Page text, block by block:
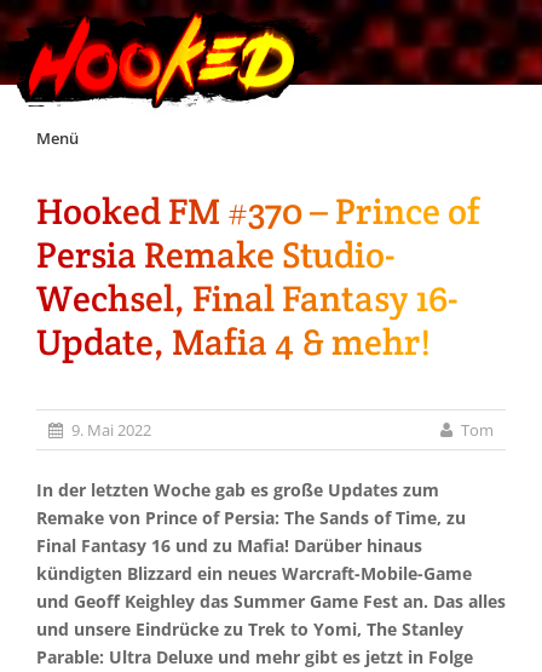
Skip
Menü
Unterstützt Hooked!
Exklusiv für Supporter*innen
Impressum
Jobs
Discord
Hooked FM #370 – Prince of
Persia Remake Studio-
Wechsel, Final Fantasy 16-
Update, Mafia 4 & mehr!
9. Mai 2022 Tom
In der letzten Woche gab es große Updates zum
Remake von Prince of Persia: The Sands of Time, zu
Final Fantasy 16 und zu Mafia! Darüber hinaus
kündigten Blizzard ein neues Warcraft-Mobile-Game
und Geoff Keighley das Summer Game Fest an. Das alles
und unsere Eindrücke zu Trek to Yomi, The Stanley
Parable: Ultra Deluxe und mehr gibt es jetzt in Folge